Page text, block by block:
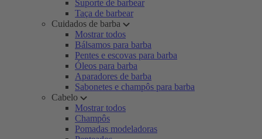
Suporte de barbear
Taça de barbear
Cuidados de barba
Mostrar todos
Bálsamos para barba
Pentes e escovas para barba
Óleos para barba
Aparadores de barba
Sabonetes e champôs para barba
Cabelo
Mostrar todos
Champôs
Pomadas modeladoras